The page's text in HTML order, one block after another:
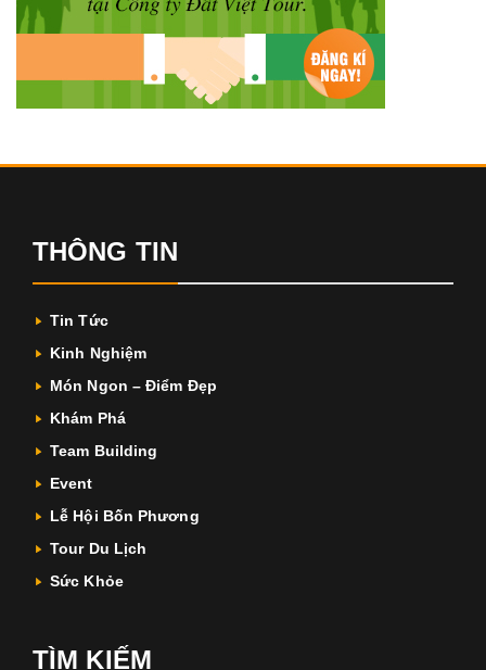
THÔNG TIN
Tin Tức
Kinh Nghiệm
Món Ngon – Điểm Đẹp
Khám Phá
Team Building
Event
Lễ Hội Bốn Phương
Tour Du Lịch
Sức Khỏe
TÌM KIẾM